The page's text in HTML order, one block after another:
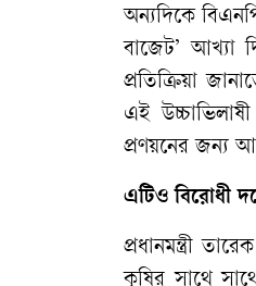
অন্যদিকে
বাজেট’ আখ্যা
প্রতিক্রিয়া
এই
প্রণয়নের জন্য
এটিও বিরোধী
প্রধানমন্ত্রী